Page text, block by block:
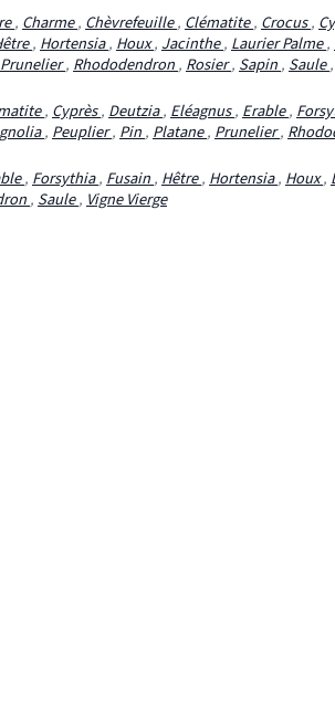
, Charme, Chèvrefeuille, Clématite, Crocus,
, Hortensia, Houx, Jacinthe, Laurier Palme,
Prunelier, Rhododendron, Rosier, Sapin, Saule,
, Cyprès, Deutzia, Eléagnus, Erable,
, Peuplier, Pin, Platane, Prunelier,
, Forsythia, Fusain, Hêtre, Hortensia, Houx,
, Saule, Vigne Vierge